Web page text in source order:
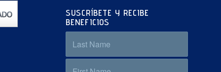
SUSCRÍBETE Y RECIBE
BENEFICIOS